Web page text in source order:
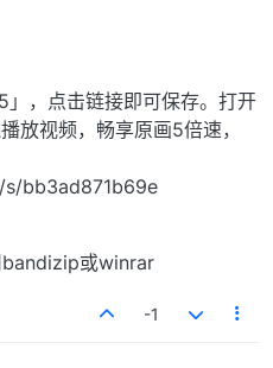
，点击链接即可保存。打开
放视频，畅享原画5倍速，
bb3ad871b69e
bandizip或winrar
-1